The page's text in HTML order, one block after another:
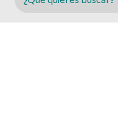
Buscar en MINCYT